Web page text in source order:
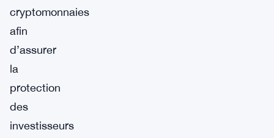
cryptomonnaies
afin
d’assurer
la
protection
des
investisseurs